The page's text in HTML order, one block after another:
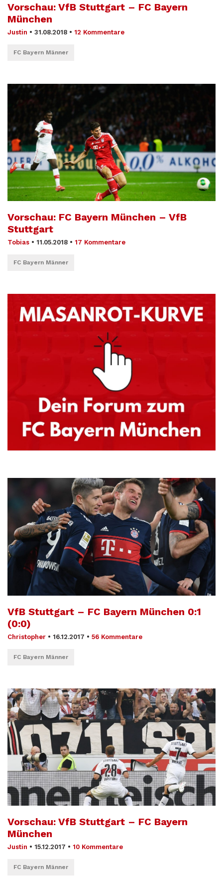
Vorschau: VfB Stuttgart – FC Bayern
München
Justin • 31.08.2018 • 12 Kommentare
FC Bayern Männer
Vorschau: FC Bayern München – VfB
Stuttgart
Tobias • 11.05.2018 • 17 Kommentare
FC Bayern Männer
VfB Stuttgart – FC Bayern München 0:1
(0:0)
Christopher • 16.12.2017 • 56 Kommentare
FC Bayern Männer
Vorschau: VfB Stuttgart – FC Bayern
München
Justin • 15.12.2017 • 10 Kommentare
FC Bayern Männer